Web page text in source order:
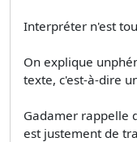
Interpréter n'est
On explique
texte, c'est-à-dire
Gadamer rappelle
est justement de